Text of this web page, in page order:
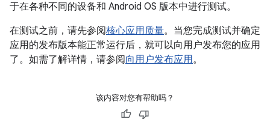
于在各种不同的设备和 Android OS 版本中进行测试。
在测试之前，请先参阅核心应用质量。当您完成测试并确定
应用的发布版本能正常运行后，就可以向用户发布您的应用
了。如需了解详情，请参阅向用户发布应用。
该内容对您有帮助吗？